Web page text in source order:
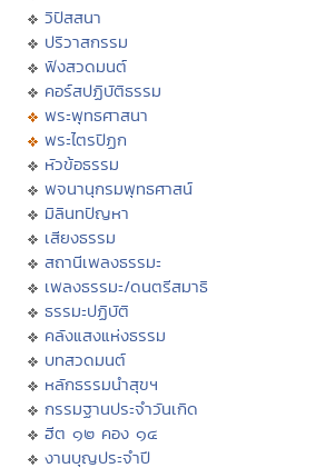
วิปัสสนา
ปริวาสกรรม
ฟังสวดมนต์
คอร์สปฏิบัติธรรม
พระพุทธศาสนา
พระไตรปิฏก
หัวข้อธรรม
พจนานุกรมพุทธศาสน์
มิลินทปัญหา
เสียงธรรม
สถานีเพลงธรรมะ
เพลงธรรมะ/ดนตรีสมาธิ
ธรรมะปฏิบัติ
คลังแสงแห่งธรรม
บทสวดมนต์
หลักธรรมนำสุขฯ
กรรมฐานประจำวันเกิด
ฮีต ๑๒ คอง ๑๔
งานบุญประจำปี